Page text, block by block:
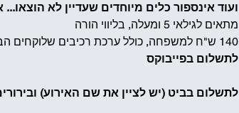
ועוד אינספור כלים מיוחדים שעדיין לא
מתאים לגילאי 5 ומעלה, בליווי הורה
140 ש"ח למשפחה, כולל ערכת רכיבים שלוקחים הביתה
לתשלום בפייבוקס
לתשלום בביט (יש לציין את שם האירוע)